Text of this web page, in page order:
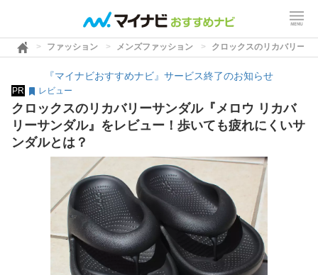
ファッション メンズファッション クロックスのリカバリー
『マイナビおすすめナビ』サービス終了のお知らせ
PR レビュー
クロックスのリカバリーサンダル『メロウ リカバ
リーサンダル』をレビュー！歩いても疲れにくいサ
ンダルとは？